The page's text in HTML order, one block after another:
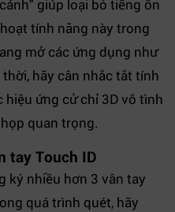
giúp loại bỏ tiếng ồn
tính năng này trong
mở các ứng dụng như
hãy cân nhắc tắt tính
hiệu ứng cử chỉ 3D vô tình
quan trọng.
tay Touch ID
ký nhiều hơn 3 vân tay
quá trình quét, hãy